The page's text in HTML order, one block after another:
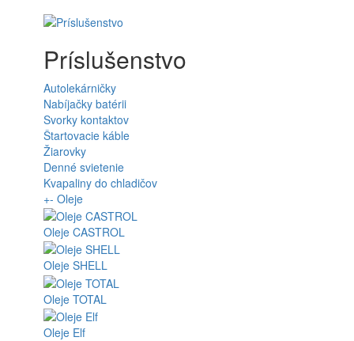
Príslušenstvo
Autolekárničky
Nabíjačky batérii
Svorky kontaktov
Štartovacie káble
Žiarovky
Denné svietenie
Kvapaliny do chladičov
+- Oleje
Oleje CASTROL
Oleje SHELL
Oleje TOTAL
Oleje Elf